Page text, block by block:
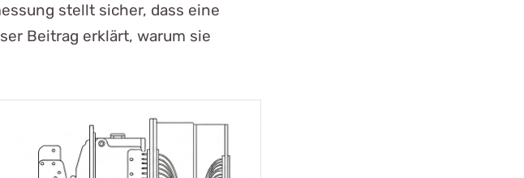
stellt sicher, dass eine
Beitrag erklärt, warum sie